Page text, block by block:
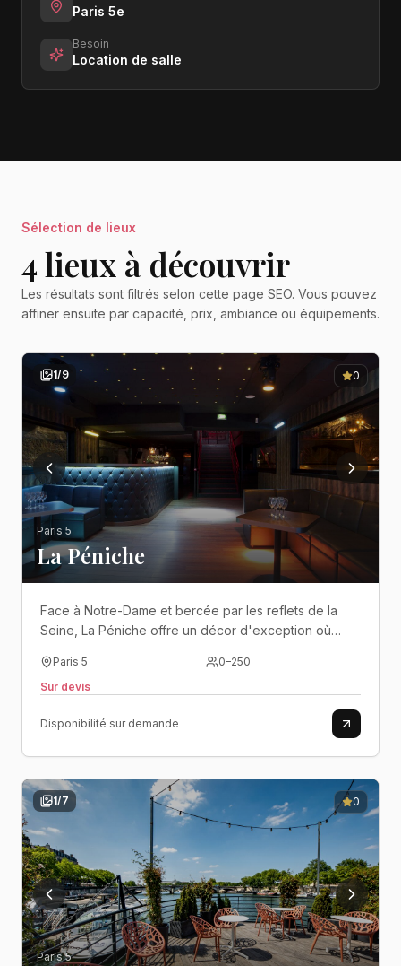
Paris 5e
Besoin
Location de salle
Sélection de lieux
4lieux à découvrir
Les résultats sont filtrés selon cette page SEO. Vous pouvez
affiner ensuite par capacité, prix, ambiance ou équipements.
1/9 0
Paris 5
La Péniche
Face à Notre-Dame et bercée par les reflets de la
Seine, La Péniche offre un décor d'exception où
enchantée au cœur de Paris..
Paris 5 0–250
Sur devis
Disponibilité sur demande
1/7 0
Paris 5